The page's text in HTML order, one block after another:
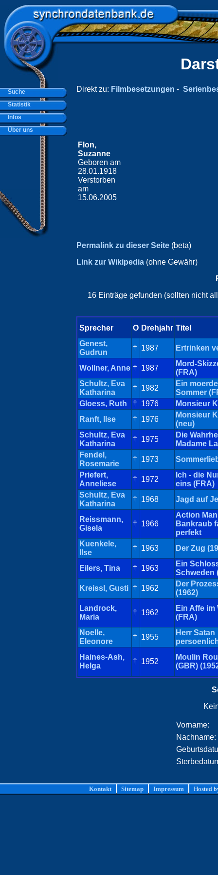
Direkt zu: Filmbesetzungen -
Flon,
Suzanne
Geboren am
28.01.1918
Verstorben
am
15.06.2005
Permalink zu dieser Seite (beta)
Link zur Wikipedia (ohne Gewähr)
16 Einträge gefunden (sollten nicht
Sprecher O Drehjahr Titel
Genest,
Gudrun
† 1987 Ertrinken
Wollner, Anne † 1987
Mord-
(FRA)
Schultz, Eva
Katharina
† 1982
Ein
Sommer
Gloess, Ruth
† 1976
Monsieur
Ranft, Ilse
† 1976
Monsieur
(neu)
Schultz, Eva
Katharina
† 1975
Die
Madame
Fendel,
Rosemarie
† 1973
Priefert,
Anneliese
† 1972
Ich - die
eins (FRA)
Schultz, Eva
Katharina
† 1968 Jagd auf
Reissmann,
Gisela
† 1966
Action
Bankraub
perfekt
Kuenkele,
Ilse
† 1963 Der Zug
Eilers, Tina † 1963
Ein
Schweden
Kreissl, Gusti † 1962
Der
(1962)
Landrock,
Maria
† 1962
Ein Affe im
(FRA)
Noelle,
Eleonore
† 1955
Herr Satan
Haines-Ash,
Helga
† 1952
Moulin
(GBR)
Vorname:
Nachname:
Kontakt Sitemap Impressum Hosted
Suche
Statistik
Infos
Über uns